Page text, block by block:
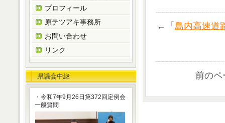
←「 島内高速道
前のペ
プロフィール
原テツアキ事務所
お問い合わせ
リンク
県議会中継
・令和7年9月26日第372回定例会
一般質問